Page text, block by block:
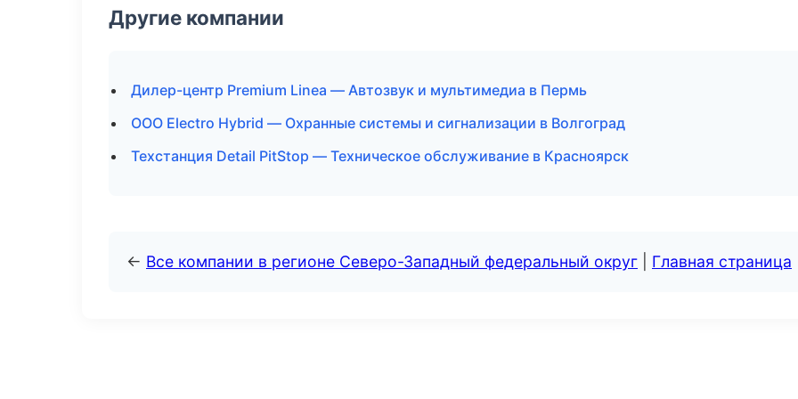
Другие компании
Дилер-центр Premium Linea — Автозвук и мультимедиа в Пермь
ООО Electro Hybrid — Охранные системы и сигнализации в Волгоград
Техстанция Detail PitStop — Техническое обслуживание в Красноярск
← Все компании в регионе Северо-Западный федеральный округ Главная страница